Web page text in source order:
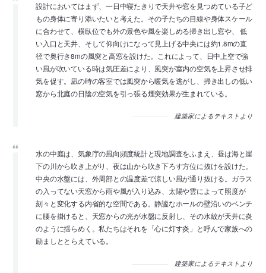
設計においてはまず、一日中寝たきりで天井や窓を見つめている子ど
もの身体に寄り添いたいと考えた。その子たちの目線や身体スケール
に合わせて、横臥位でも外の景色や風を楽しめる掃き出し窓や、 低
い入口と天井、そして仰向けになって見上げる中央には約1.8mの直
径で奥行き8mの風突と高窓を設けた。これによって、日中上空で強
い風が吹いている時は気圧差により、風突が室内の空気を上昇させ排
気を促す。凪の時の客室では風突から暖気を逃がし、掃き出しの低い
窓から北庭の日陰の空気を引っ張る煙突効果が生まれている。
建築家によるテキストより
水の中庭は、気象庁の風向頻度統計と現地調査をふまえ、昼は海と崖
下の川から吹き上がり、夜は山から吹き下ろす方位に抜けを設けた。
中央の水盤には、外周部との温度差で涼しい風が通り抜ける。ガラス
の入ってない天窓から雨や風が入り込み、太陽や雲によって照度が
刻々と変化する内省的な空間である。静謐なホールの壁沿いのベンチ
に腰を掛けると、天窓からの光が水盤に反射し、その水紋が天井に炎
のように揺らめく。私たちはそれを「心に灯す炎」と呼んで家族への
励ましととらえている。
建築家によるテキストより